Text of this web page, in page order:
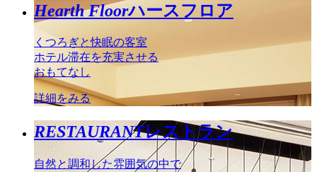
Hearth Floorハースフロア
くつろぎと快眠の客室
ホテル滞在を充実させる
おもてなし
詳細をみる
RESTAURANTレストラン
自然と調和した雰囲気の中で